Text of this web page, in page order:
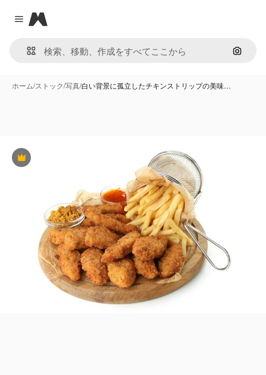
Close menu
Magnific
画像で
ホーム/ストック/写真/白い背景に孤立したチキンストリップの美味…
Premium